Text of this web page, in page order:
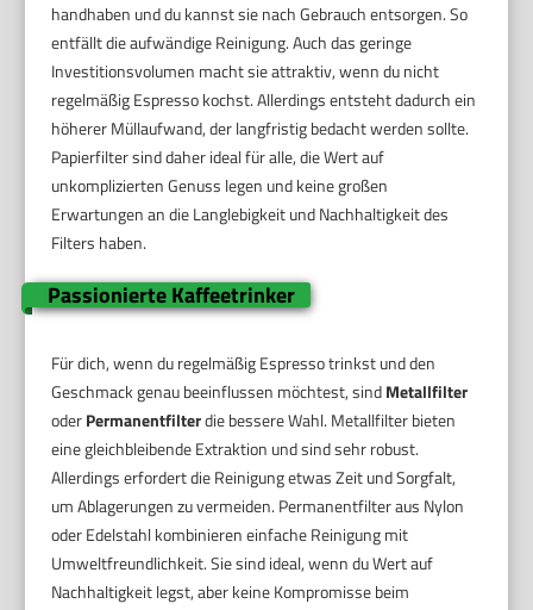
handhaben und du kannst sie nach Gebrauch entsorgen. So
entfällt die aufwändige Reinigung. Auch das geringe
Investitionsvolumen macht sie attraktiv, wenn du nicht
regelmäßig Espresso kochst. Allerdings entsteht dadurch ein
höherer Müllaufwand, der langfristig bedacht werden sollte.
Papierfilter sind daher ideal für alle, die Wert auf
unkomplizierten Genuss legen und keine großen
Erwartungen an die Langlebigkeit und Nachhaltigkeit des
Filters haben.
Passionierte Kaffeetrinker
Für dich, wenn du regelmäßig Espresso trinkst und den
Geschmack genau beeinflussen möchtest, sindMetallfilter
oderPermanentfilterdie bessere Wahl. Metallfilter bieten
eine gleichbleibende Extraktion und sind sehr robust.
Allerdings erfordert die Reinigung etwas Zeit und Sorgfalt,
um Ablagerungen zu vermeiden. Permanentfilter aus Nylon
oder Edelstahl kombinieren einfache Reinigung mit
Umweltfreundlichkeit. Sie sind ideal, wenn du Wert auf
Nachhaltigkeit legst, aber keine Kompromisse beim